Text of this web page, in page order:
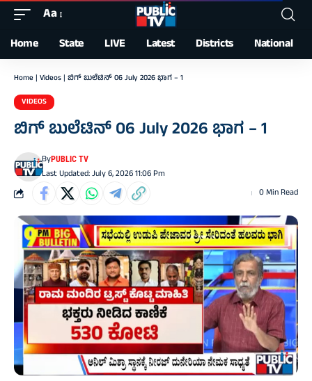
Font
Resizer
Aa
Home State LIVE Latest Districts National
Home | Videos | ಬಿಗ್‌ ಬುಲೆಟಿನ್‌ 06 July 2026 ಭಾಗ – 1
VIDEOS
ಬಿಗ್‌ ಬುಲೆಟಿನ್‌ 06 July 2026 ಭಾಗ – 1
Last Updated: July 6, 2026 11:06 Pm
ByPUBLIC TV
0 Min Read